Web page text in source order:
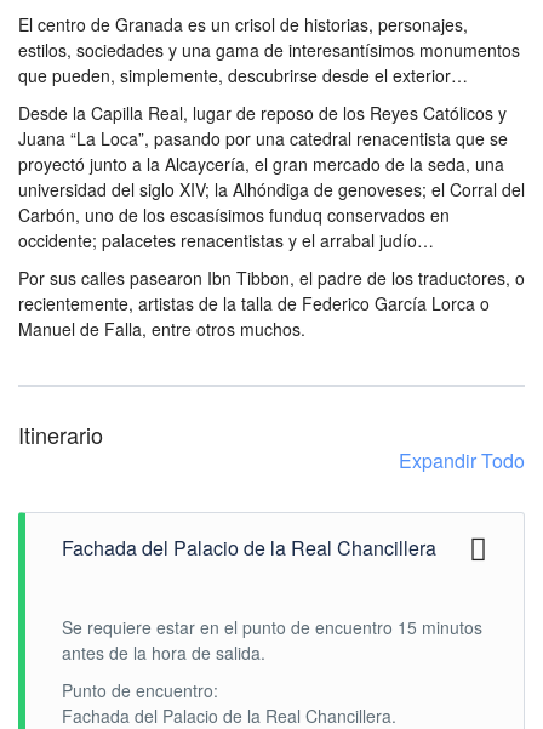
El centro de Granada es un crisol de historias, personajes,
estilos, sociedades y una gama de interesantísimos monumentos
que pueden, simplemente, descubrirse desde el exterior…
Desde la Capilla Real, lugar de reposo de los Reyes Católicos y
Juana “La Loca”, pasando por una catedral renacentista que se
proyectó junto a la Alcaycería, el gran mercado de la seda, una
universidad del siglo XIV; la Alhóndiga de genoveses; el Corral del
Carbón, uno de los escasísimos funduq conservados en
occidente; palacetes renacentistas y el arrabal judío…
Por sus calles pasearon Ibn Tibbon, el padre de los traductores, o
recientemente, artistas de la talla de Federico García Lorca o
Manuel de Falla, entre otros muchos.
Itinerario
Expandir Todo
Fachada del Palacio de la Real Chancillera
Se requiere estar en el punto de encuentro 15 minutos
antes de la hora de salida.
Punto de encuentro:
Fachada del Palacio de la Real Chancillera.